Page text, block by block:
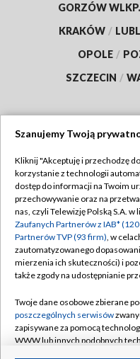
GORZÓW WLKP.
KRAKÓW /
OPOLE /
SZCZECIN /
Abonament TVP
Emisja w TVP
Centrum informacji
Naziemna Telewizja
Rada Programowa
System NOS
Szanujemy Twoją
Kliknij "Akceptuję i przechodzę
korzystanie z technologii
dostęp do informacji na Twoim
przechowywanie oraz na
nas, czyli Telewizję Polską S.A.
Zaufanych Partnerów z IAB*
Partnerów TVP (93 firm), w
zautomatyzowanego
mierzenia ich skuteczności) i
także zgody na udostępnianie
Twoje dane osobowe zbierane
poszczególnych serwisów
zapisywane za pomocą
WWW lub innych podobnych